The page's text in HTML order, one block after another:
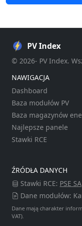
PV Index
© 2026- PV Index.
NAWIGACJA
Dashboard
Baza modułów PV
Baza magazynów
Najlepsze panele
Stawki RCE
ŹRÓDŁA DANYCH
Stawki RCE: PSE SA
Dane modułów:
Dane mają charakter
VAT).